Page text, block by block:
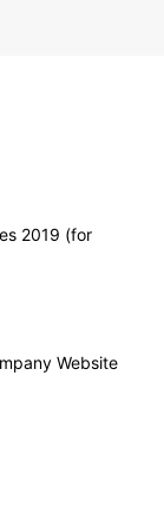
2019 (for
Website